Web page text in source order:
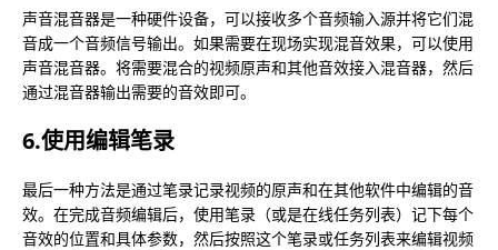
声音混音器是一种硬件设备，可以接收多个音频输入源并将它们混
音成一个音频信号输出。如果需要在现场实现混音效果，可以使用
声音混音器。将需要混合的视频原声和其他音效接入混音器，然后
通过混音器输出需要的音效即可。
6.使用编辑笔录
最后一种方法是通过笔录记录视频的原声和在其他软件中编辑的音
效。在完成音频编辑后，使用笔录（或是在线任务列表）记下每个
音效的位置和具体参数，然后按照这个笔录或任务列表来编辑视频